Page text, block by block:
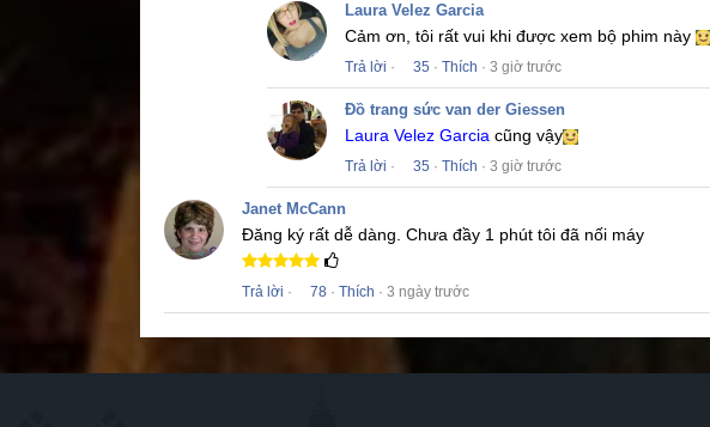
Laura Velez Garcia
Cảm ơn, tôi rất vui khi được xem bộ phim này
Trả lời · 35 · Thích · 3 giờ trước
Đồ trang sức van der Giessen
Laura Velez Garcia cũng vậy
Trả lời · 35 · Thích · 3 giờ trước
Janet McCann
Đăng ký rất dễ dàng. Chưa đầy 1 phút tôi đã nối máy
Trả lời · 78 · Thích · 3 ngày trước